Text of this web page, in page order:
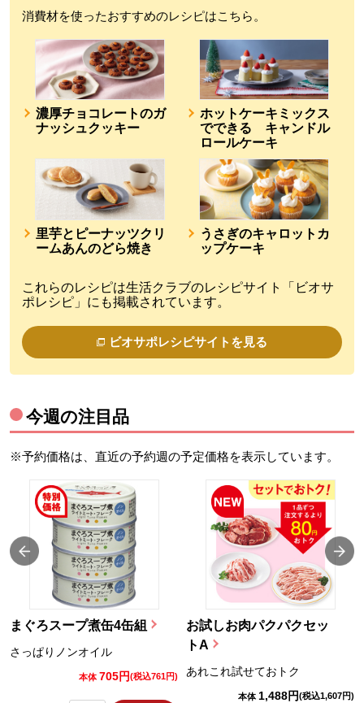
消費材を使ったおすすめのレシピはこちら。
濃厚チョコレートのガ
ナッシュクッキー
ホットケーキミックス
でできる キャンドル
ロールケーキ
里芋とピーナッツクリ
ームあんのどら焼き
うさぎのキャロットカ
ップケーキ
これらのレシピは生活クラブのレシピサイト「ビオサ
ポレシピ」にも掲載されています。
ビオサポレシピサイトを見る
今週の注目品
※予約価格は、直近の予約週の予定価格を表示しています。
まぐろスープ煮缶4缶組
さっぱりノンオイル
本体 705円(税込761円)
お試しお肉パクパクセッ
トA
あれこれ試せておトク
本体 1,488円(税込1,607円)